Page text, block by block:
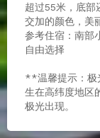
超过55米，底部
交加的颜色，美
参考住宿：南部
自由选择
**温馨提示：极
生在高纬度地区
极光出现。